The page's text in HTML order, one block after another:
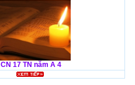
CN 17 TN năm A 4